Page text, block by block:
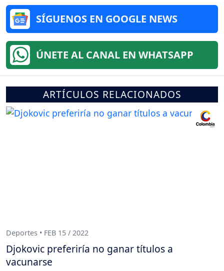
SÍGUENOS EN GOOGLE NEWS
ÚNETE AL CANAL EN WHATSAPP
ARTÍCULOS RELACIONADOS
Deportes • FEB 15 / 2022
Djokovic preferiría no ganar títulos a
vacunarse